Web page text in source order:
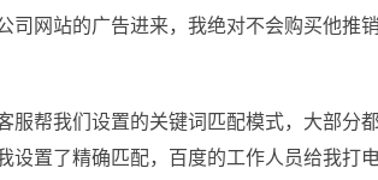
司网站的广告进来，我绝对不会购买他推销
服帮我们设置的关键词匹配模式，大部分
设置了精确匹配，百度的工作人员给我打